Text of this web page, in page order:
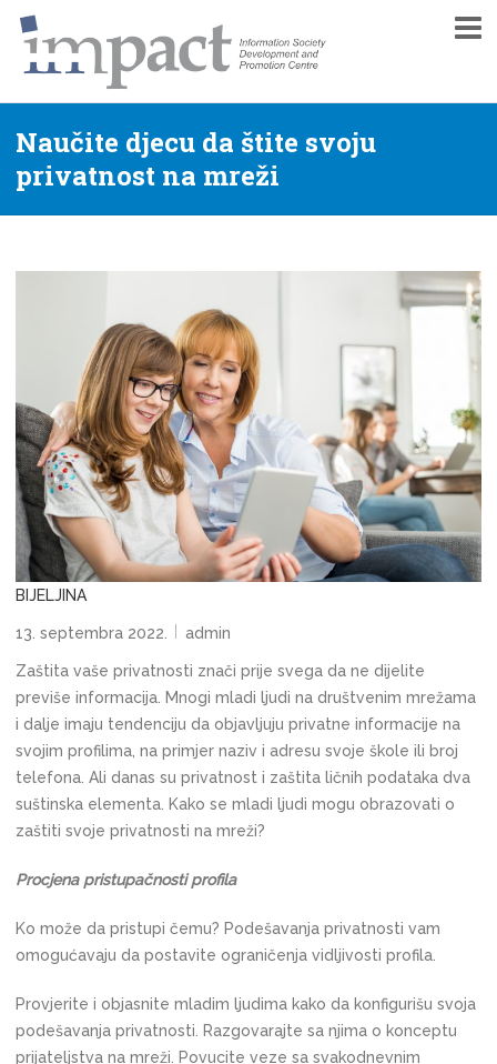
Impact Centar
Centar za promociju i razvoj informacionog društva
Naučite djecu da štite svoju
privatnost na mreži
BIJELJINA
13. septembra 2022. admin
Zaštita vaše privatnosti znači prije svega da ne dijelite
previše informacija. Mnogi mladi ljudi na društvenim mrežama
i dalje imaju tendenciju da objavljuju privatne informacije na
svojim profilima, na primjer naziv i adresu svoje škole ili broj
telefona. Ali danas su privatnost i zaštita ličnih podataka dva
suštinska elementa. Kako se mladi ljudi mogu obrazovati o
zaštiti svoje privatnosti na mreži?
Procjena pristupačnosti profila
Ko može da pristupi čemu? Podešavanja privatnosti vam
omogućavaju da postavite ograničenja vidljivosti profila.
Provjerite i objasnite mladim ljudima kako da konfigurišu svoja
podešavanja privatnosti. Razgovarajte sa njima o konceptu
prijateljstva na mreži. Povucite veze sa svakodnevnim